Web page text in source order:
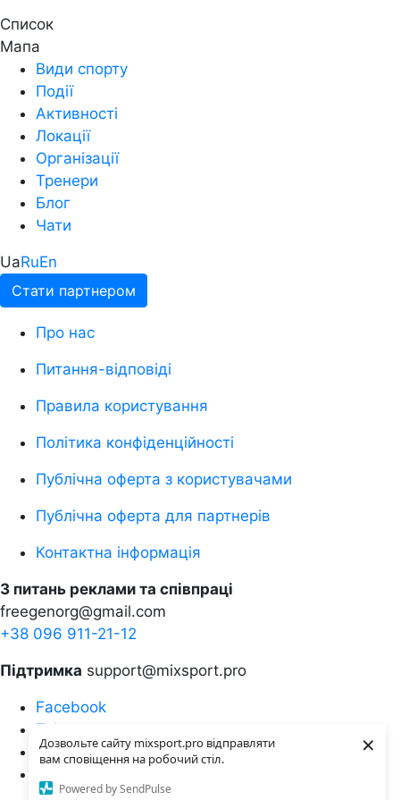
Дозвольте сайту mixsport.pro відправляти
вам сповіщення на робочий стіл.
Powered by SendPulse
×
Список
Мапа
Види спорту
Події
Активності
Локації
Організації
Тренери
Блог
Чати
UaRuEn
Стати партнером
Про нас
Питання-відповіді
Правила користування
Політика конфіденційності
Публічна оферта з користувачами
Публічна оферта для партнерів
Контактна інформація
З питань реклами та співпраці
freegenorg@gmail.com
+38 096 911-21-12
Підтримка support@mixsport.pro
Facebook
Telegram
Instagramm